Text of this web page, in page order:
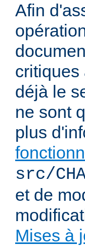
Afin
critiques
déjà le
ne sont
plus
src/
et de
Mises à